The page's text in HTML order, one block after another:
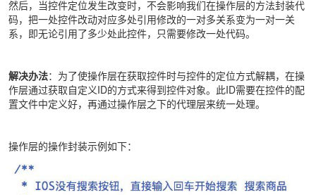
然后，当控件定位发生改变时，不会影响我们在操作层的方法封装代
码，把一处控件改动对应多处引用修改的一对多关系变为一对一关
系，即无论引用了多少处此控件，只需要修改一处代码。
解决办法：为了使操作层在获取控件时与控件的定位方式解耦，在操
作层通过获取自定义ID的方式来得到控件对象。此ID需要在控件的配
置文件中定义好，再通过操作层之下的代理层来统一处理。
操作层的操作封装示例如下：